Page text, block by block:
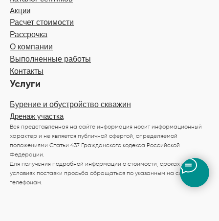
Акции
Расчет стоимости
Рассрочка
О компании
Выполненные работы
Контакты
Услуги
Бурение и обустройство скважин
Дренаж участка
Вся представленная на сайте информация носит информационный
характер и не является публичной офертой, определяемой
положениями Статьи 437 Гражданского кодекса Российской
Федерации.
Для получения подробной информации о стоимости, сроках и
условиях поставки просьба обращаться по указанным на сайте
телефонам.